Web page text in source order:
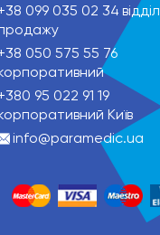
099 035 02 34 відділ
050 575 55 76
95 022 91 19
Київ
info@paramedic.ua